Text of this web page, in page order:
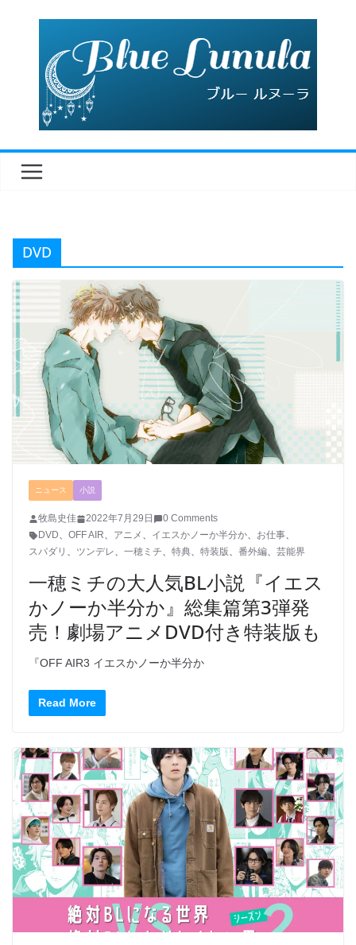
DVD
ニュース 小説
牧島史佳 2022年7月29日
0 Comments
DVD、 OFF AIR、 アニメ 、 イエスかノーか半分か、 お仕事、
スパダリ 、 ツンデレ、 一穂ミチ、 特典、 特装版、 番外編、 芸能界
一穂ミチの大人気BL小説『イエス
かノーか半分か』総集篇第3弾発
売！劇場アニメDVD付き特装版も
『OFF AIR3 イエスかノーか半分か
Read More